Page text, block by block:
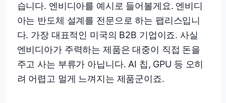
습니다. 엔비디아를 예시로 들어볼게요. 엔비디
아는 반도체 설계를 전문으로 하는 팹리스입니
다. 가장 대표적인 미국의 B2B 기업이죠. 사실
엔비디아가 주력하는 제품은 대중이 직접 돈을
주고 사는 부류가 아닙니다. AI 칩, GPU 등 오히
려 어렵고 멀게 느껴지는 제품군이죠.